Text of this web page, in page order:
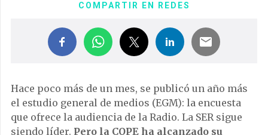
COMPARTIR EN REDES
Hace poco más de un mes, se publicó un año más
el estudio general de medios (EGM): la encuesta
que ofrece la audiencia de la Radio. La SER sigue
siendo líder. Pero la COPE ha alcanzado su